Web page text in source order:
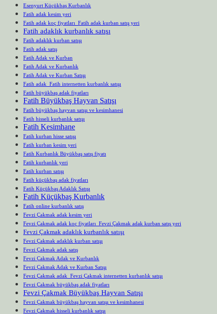
Esenyurt Küçükbaş Kurbanlık
Fatih adak kesim yeri
Fatih adak koç fiyatları Fatih adak kurban satış yeri
Fatih adaklık kurbanlık satışı
Fatih adaklık kurban satışı
Fatih adak satış
Fatih Adak ve Kurban
Fatih Adak ve Kurbanlık
Fatih Adak ve Kurban Satışı
Fatih adak Fatih internetten kurbanlık satışı
Fatih büyükbaş adak fiyatları
Fatih Büyükbaş Hayvan Satışı
Fatih büyükbaş hayvan satışı ve kesimhanesi
Fatih hisseli kurbanlık satışı
Fatih Kesimhane
Fatih kurban hisse satışı
Fatih kurban kesim yeri
Fatih Kurbanlık Büyükbaş satış fiyatı
Fatih kurbanlık yeri
Fatih kurban satışı
Fatih küçükbaş adak fiyatları
Fatih Küçükbaş Adaklık Satışı
Fatih Küçükbaş Kurbanlık
Fatih online kurbanlık satış
Fevzi Çakmak adak kesim yeri
Fevzi Çakmak adak koç fiyatları Fevzi Çakmak adak kurban satış yeri
Fevzi Çakmak adaklık kurbanlık satışı
Fevzi Çakmak adaklık kurban satışı
Fevzi Çakmak adak satış
Fevzi Çakmak Adak ve Kurbanlık
Fevzi Çakmak Adak ve Kurban Satışı
Fevzi Çakmak adak Fevzi Çakmak internetten kurbanlık satışı
Fevzi Çakmak büyükbaş adak fiyatları
Fevzi Çakmak Büyükbaş Hayvan Satışı
Fevzi Çakmak büyükbaş hayvan satışı ve kesimhanesi
Fevzi Çakmak hisseli kurbanlık satışı